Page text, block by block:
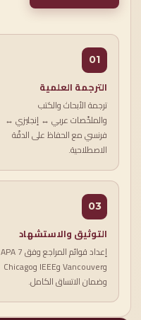
01
الترجمة العلمية
ترجمة الأبحاث والكتب
والملخّصات عربي ↔ إنجليزي ↔
فرنسي مع الحفاظ على الدقّة
الاصطلاحية.
03
التوثيق والاستشهاد
إعداد قوائم المراجع وفق APA 7
وVancouver وIEEE وChicago
وضمان الاتساق الكامل.